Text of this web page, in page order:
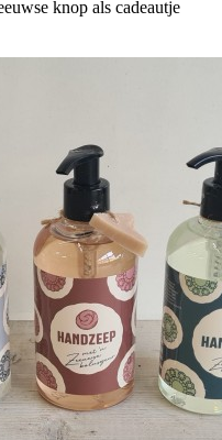
knop als cadeautje